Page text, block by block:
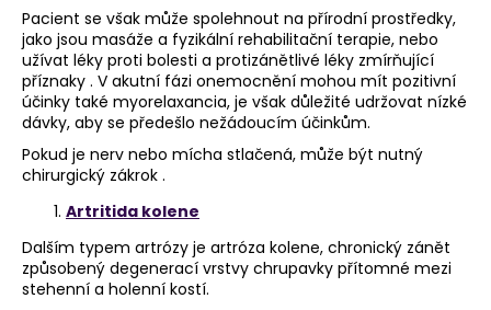
Pacient se však může spolehnout na přírodní prostředky,
jako jsou masáže a fyzikální rehabilitační terapie, nebo
užívat léky proti bolesti a protizánětlivé léky zmírňující
příznaky . V akutní fázi onemocnění mohou mít pozitivní
účinky také myorelaxancia, je však důležité udržovat nízké
dávky, aby se předešlo nežádoucím účinkům.
Pokud je nerv nebo mícha stlačená, může být nutný
chirurgický zákrok .
Artritida kolene
Dalším typem artrózy je artróza kolene, chronický zánět
způsobený degenerací vrstvy chrupavky přítomné mezi
stehenní a holenní kostí.